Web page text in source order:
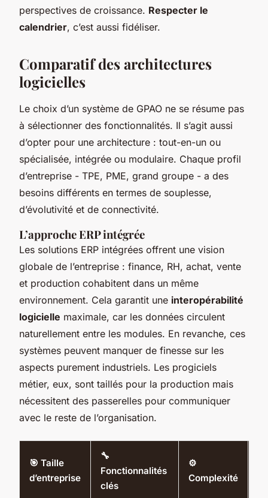
perspectives de croissance. Respecter le
calendrier, c’est aussi fidéliser.
Comparatif des architectures
logicielles
Le choix d’un système de GPAO ne se résume pas
à sélectionner des fonctionnalités. Il s’agit aussi
d’opter pour une architecture : tout-en-un ou
spécialisée, intégrée ou modulaire. Chaque profil
d’entreprise - TPE, PME, grand groupe - a des
besoins différents en termes de souplesse,
d’évolutivité et de connectivité.
L’approche ERP intégrée
Les solutions ERP intégrées offrent une vision
globale de l’entreprise : finance, RH, achat, vente
et production cohabitent dans un même
environnement. Cela garantit une interopérabilité
logicielle maximale, car les données circulent
naturellement entre les modules. En revanche, ces
systèmes peuvent manquer de finesse sur les
aspects purement industriels. Les progiciels
métier, eux, sont taillés pour la production mais
nécessitent des passerelles pour communiquer
avec le reste de l’organisation.
🎯 Taille
d’entreprise
🔧
Fonctionnalités
clés
⚙️
Complexité